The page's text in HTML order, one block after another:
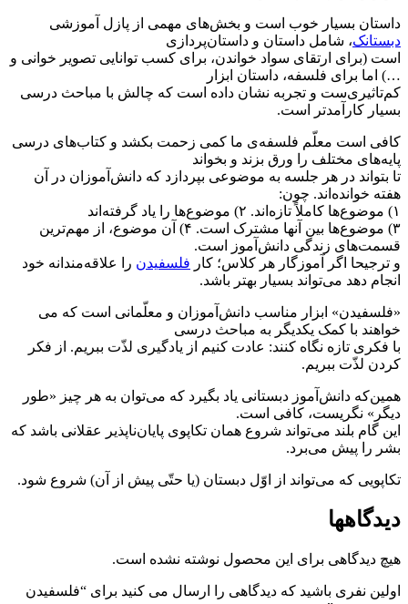
داستان بسیار خوب است و بخش‌های مهمی از پازل آموزشی
دبستانک، شامل داستان و داستان‌پردازی
است (برای ارتقای سواد خواندن، برای کسب توانایی تصویر خوانی و
…) اما برای فلسفه، داستان ابزار
کم‌تاثیری‌ست و تجربه نشان داده است که چالش با مباحث درسی
بسیار کارآمدتر است.
کافی است معلّم فلسفه‌ی ما کمی زحمت بکشد و کتاب‌های درسی
پایه‌های مختلف را ورق بزند و بخواند
تا بتواند در هر جلسه به موضوعی بپردازد که دانش‌آموزان در آن
هفته خوانده‌اند. چون:
۱) موضوع‌ها کاملاً تازه‌اند. ۲) موضوع‌ها را یاد گرفته‌اند
۳) موضوع‌ها بین آنها مشترک است. ۴) آن موضوع، از مهم‌ترین
قسمت‌های زندگی دانش‌آموز است.
و ترجیحا اگر آموزگار هر کلاس؛ کار فلسفیدن را علاقه‌مندانه خود
انجام دهد می‌تواند بسیار بهتر باشد.
«فلسفیدن» ابزار مناسب دانش‌آموزان و معلّمانی است که می
خواهند با کمک یکدیگر به مباحث درسی
با فکری تازه نگاه کنند: عادت کنیم از یادگیری لذّت ببریم. از فکر
کردن لذّت ببریم.
همین‌که دانش‌آموز دبستانی یاد بگیرد که می‌توان به هر چیز «طور
دیگر» نگریست، کافی است.
این گام بلند می‌تواند شروع همان تکاپوی پایان‌ناپذیر عقلانی باشد که
بشر را پیش می‌برد.
تکاپویی که می‌تواند از اوّل دبستان (یا حتّی پیش از آن) شروع شود.
دیدگاهها
هیچ دیدگاهی برای این محصول نوشته نشده است.
اولین نفری باشید که دیدگاهی را ارسال می کنید برای “فلسفیدن